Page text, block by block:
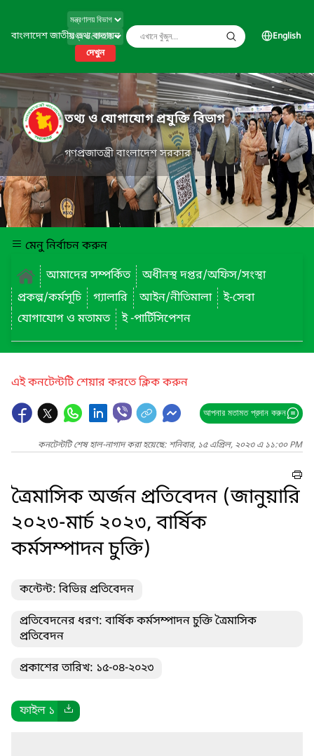
বাংলাদেশ জাতীয় তথ্য বাতায়ন
দেখুন
English
তথ্য ও যোগাযোগ প্রযুক্তি বিভাগ
গণপ্রজাতন্ত্রী বাংলাদেশ সরকার
মেনু নির্বাচন করুন
আমাদের সম্পর্কিত
অধীনস্থ দপ্তর/অফিস/সংস্থা
প্রকল্প/কর্মসূচি
গ্যালারি আইন/নীতিমালা
ই-সেবা
যোগাযোগ ও মতামত
ই -পার্টিসিপেশন
এই কনটেন্টটি শেয়ার করতে ক্লিক করুন
আপনার মতামত প্রদান করুন
কনটেন্টটি শেষ হাল-নাগাদ করা হয়েছে: শনিবার, ১৫ এপ্রিল, ২০২৩ এ ১১:৩০ PM
ত্রৈমাসিক অর্জন প্রতিবেদন (জানুয়ারি
২০২৩-মার্চ ২০২৩, বার্ষিক
কর্মসম্পাদন চুক্তি)
কন্টেন্ট: বিভিন্ন প্রতিবেদন
প্রতিবেদনের ধরণ: বার্ষিক কর্মসম্পাদন চুক্তি ত্রৈমাসিক
প্রতিবেদন
প্রকাশের তারিখ: ১৫-০৪-২০২৩
ফাইল ১